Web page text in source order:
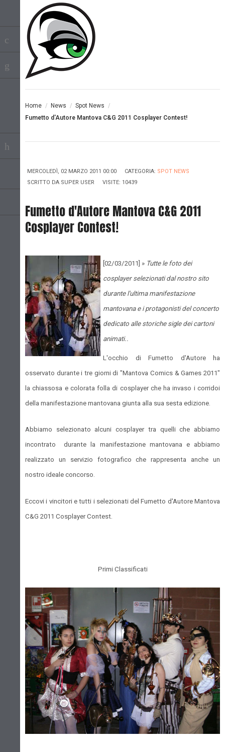
Home / News / Spot News /
Fumetto d'Autore Mantova C&G 2011 Cosplayer Contest!
MERCOLEDÌ, 02 MARZO 2011 00:00 CATEGORIA: SPOT NEWS
SCRITTO DA SUPER USER VISITE: 10439
Fumetto d'Autore Mantova C&G 2011
Cosplayer Contest!
[02/03/2011] » Tutte le foto dei
cosplayer selezionati dal nostro sito
durante l'ultima manifestazione
mantovana e i protagonisti del concerto
dedicato alle storiche sigle dei cartoni
animati..
L'occhio di Fumetto d'Autore ha
osservato durante i tre giorni di "Mantova Comics & Games 2011"
la chiassosa e colorata folla di cosplayer che ha invaso i corridoi
della manifestazione mantovana giunta alla sua sesta edizione.
Abbiamo selezionato alcuni cosplayer tra quelli che abbiamo
incontrato durante la manifestazione mantovana e abbiamo
realizzato un servizio fotografico che rappresenta anche un
nostro ideale concorso.
Eccovi i vincitori e tutti i selezionati del Fumetto d'Autore Mantova
C&G 2011 Cosplayer Contest.
Primi Classificati